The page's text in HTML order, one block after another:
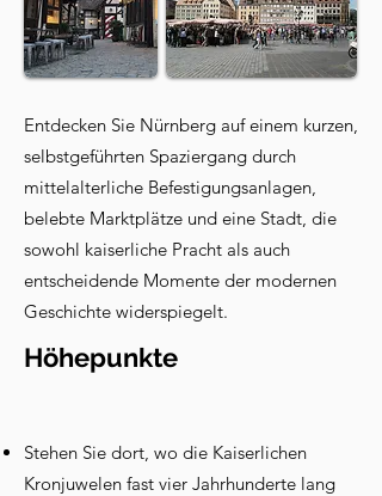
Entdecken Sie Nürnberg auf einem kurzen,
selbstgeführten Spaziergang durch
mittelalterliche Befestigungsanlagen,
belebte Marktplätze und eine Stadt, die
sowohl kaiserliche Pracht als auch
entscheidende Momente der modernen
Geschichte widerspiegelt.
Höhepunkte
Stehen Sie dort, wo die Kaiserlichen
Kronjuwelen fast vier Jahrhunderte lang